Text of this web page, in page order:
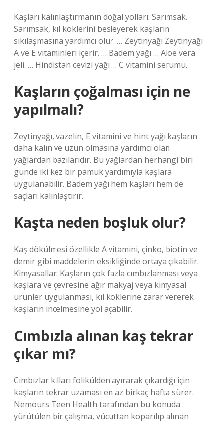
Kaşları kalınlaştırmanın doğal yolları: Sarımsak.
Sarımsak, kıl köklerini besleyerek kaşların
sıkılaşmasına yardımcı olur. … Zeytinyağı Zeytinyağı
A ve E vitaminleri içerir. … Badem yağı … Aloe vera
jeli. … Hindistan cevizi yağı … C vitamini serumu.
Kaşların çoğalması için ne
yapılmalı?
Zeytinyağı, vazelin, E vitamini ve hint yağı kaşların
daha kalın ve uzun olmasına yardımcı olan
yağlardan bazılarıdır. Bu yağlardan herhangi biri
günde iki kez bir pamuk yardımıyla kaşlara
uygulanabilir. Badem yağı hem kaşları hem de
saçları kalınlaştırır.
Kaşta neden boşluk olur?
Kaş dökülmesi özellikle A vitamini, çinko, biotin ve
demir gibi maddelerin eksikliğinde ortaya çıkabilir.
Kimyasallar: Kaşların çok fazla cımbızlanması veya
kaşlara ve çevresine ağır makyaj veya kimyasal
ürünler uygulanması, kıl köklerine zarar vererek
kaşların incelmesine yol açabilir.
Cımbızla alınan kaş tekrar
çıkar mı?
Cımbızlar kılları folikülden ayırarak çıkardığı için
kaşların tekrar uzaması en az birkaç hafta sürer.
Nemours Teen Health tarafından bu konuda
yürütülen bir çalışma, vücuttan koparılıp alınan